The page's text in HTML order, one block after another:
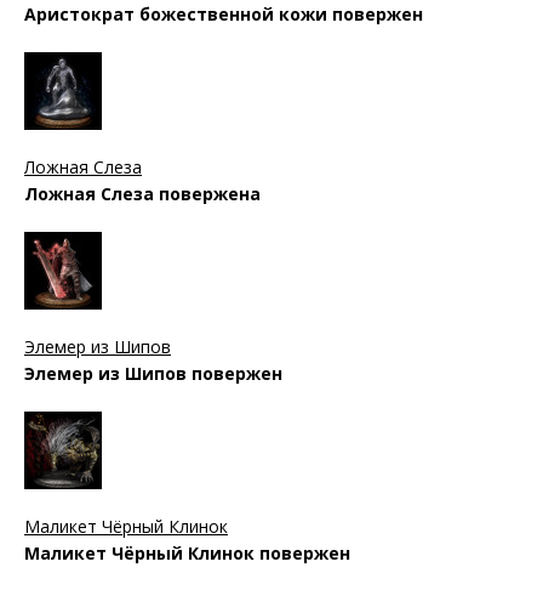
Аристократ божественной кожи повержен
Ложная Слеза
Ложная Слеза повержена
Элемер из Шипов
Элемер из Шипов повержен
Маликет Чёрный Клинок
Маликет Чёрный Клинок повержен